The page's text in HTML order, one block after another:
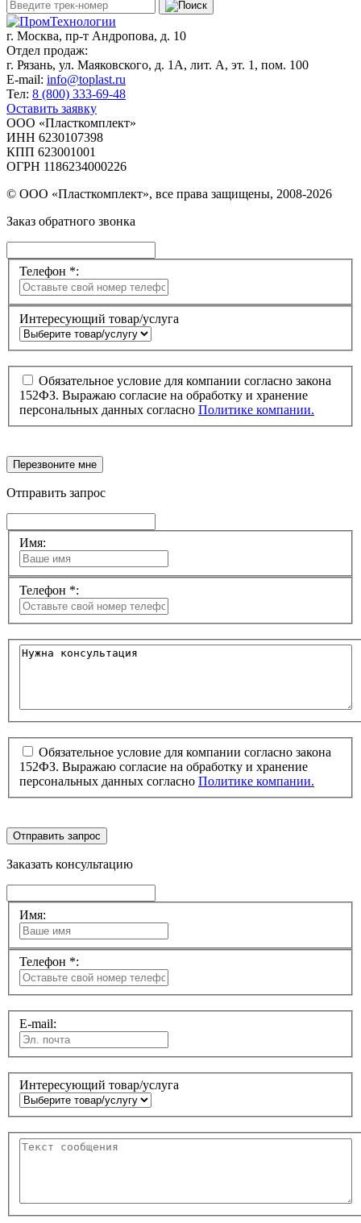
г. Москва, пр-т Андропова, д. 10
Отдел продаж:
г. Рязань, ул. Маяковского, д. 1А, лит. А, эт. 1, пом. 100
E-mail: info@toplast.ru
Тел: 8 (800) 333-69-48
Оставить заявку
ООО «Пласткомплект»
ИНН 6230107398
КПП 623001001
ОГРН 1186234000226
© ООО «Пласткомплект», все права защищены, 2008-2026
Заказ обратного звонка
Телефон *:
Интересующий товар/услуга
Обязательное условие для компании согласно закона
152ФЗ. Выражаю согласие на обработку и хранение
персональных данных согласно Политике компании.
Перезвоните мне
Отправить запрос
Имя:
Телефон *:
Обязательное условие для компании согласно закона
152ФЗ. Выражаю согласие на обработку и хранение
персональных данных согласно Политике компании.
Отправить запрос
Заказать консультацию
Имя:
Телефон *:
E-mail:
Интересующий товар/услуга